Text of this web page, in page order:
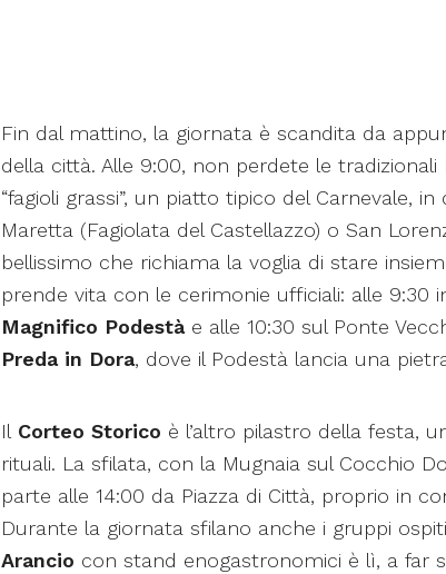
Fin dal mattino, la giornata è scandita da
della città. Alle 9:00, non perdete le tradizionali
“fagioli grassi”, un piatto tipico del Carnevale,
Maretta (Fagiolata del Castellazzo) o San
bellissimo che richiama la voglia di stare
prende vita con le cerimonie ufficiali: alle 9:30
Magnifico Podestàe alle 10:30 sul Ponte
Preda in Dora, dove il Podestà lancia una
Il Corteo Storico è l’altro pilastro della festa,
rituali. La sfilata, con la Mugnaia sul Cocchio
parte alle 14:00 da Piazza di Città, proprio in
Durante la giornata sfilano anche i gruppi ospiti
Arancio con stand enogastronomici è lì, a far